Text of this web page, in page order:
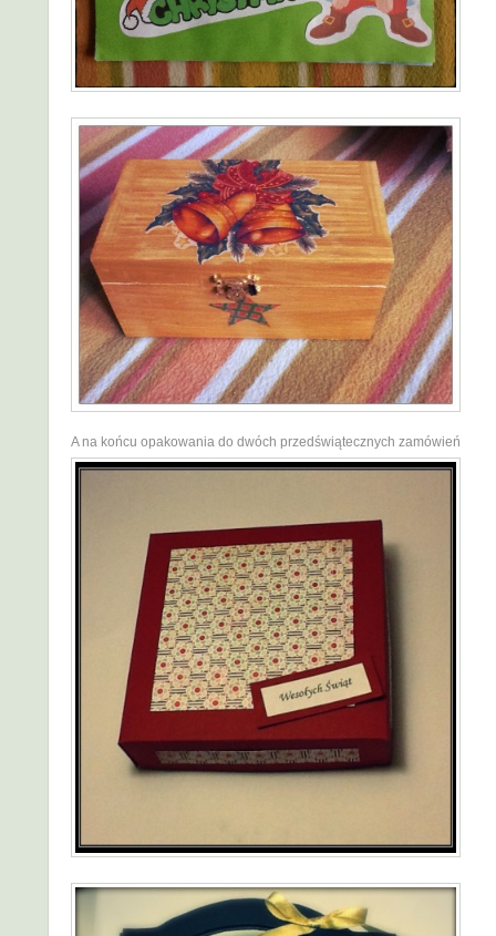
A na końcu opakowania do dwóch przedświątecznych zamówień